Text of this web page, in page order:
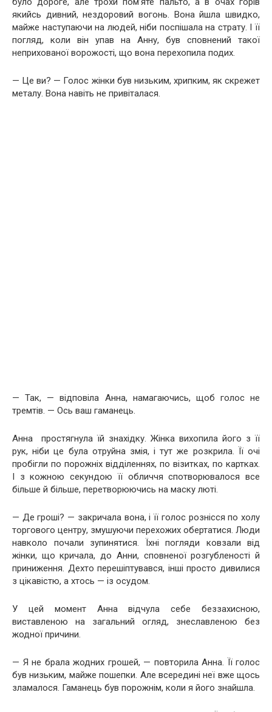
якийсь дивний, нездоровий вогонь. Вона йшла швидко,
майже наступаючи на людей, ніби поспішала на страту. І її
погляд, коли він упав на Анну, був сповнений такої
неприхованої ворожості, що вона перехопила подих.
— Це ви? — Голос жінки був низьким, хрипким, як скрежет
металу. Вона навіть не привіталася.
— Так, — відповіла Анна, намагаючись, щоб голос не
тремтів. — Ось ваш гаманець.
Анна простягнула їй знахідку. Жінка вихопила його з її
рук, ніби це була отруйна змія, і тут же розкрила. Її очі
пробігли по порожніх відділеннях, по візитках, по картках.
І з кожною секундою її обличчя спотворювалося все
більше й більше, перетворюючись на маску люті.
— Де гроші? — закричала вона, і її голос рознісся по холу
торгового центру, змушуючи перехожих обертатися. Люди
навколо почали зупинятися. Їхні погляди ковзали від
жінки, що кричала, до Анни, сповненої розгубленості й
приниження. Дехто перешіптувався, інші просто дивилися
з цікавістю, а хтось — із осудом.
У цей момент Анна відчула себе беззахисною,
виставленою на загальний огляд, знеславленою без
жодної причини.
— Я не брала жодних грошей, — повторила Анна. Її голос
був низьким, майже пошепки. Але всередині неї вже щось
зламалося. Гаманець був порожнім, коли я його знайшла.